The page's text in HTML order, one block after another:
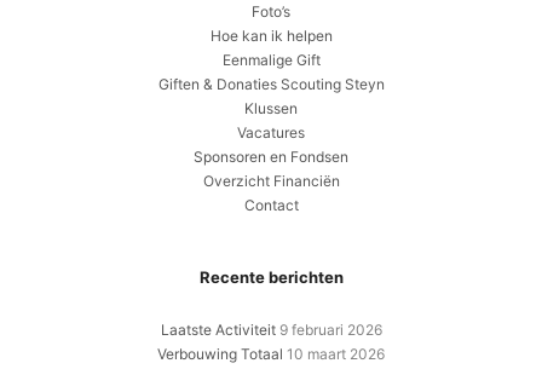
Foto’s
Hoe kan ik helpen
Eenmalige Gift
Giften & Donaties Scouting Steyn
Klussen
Vacatures
Sponsoren en Fondsen
Overzicht Financiën
Contact
Recente berichten
Laatste Activiteit 9 februari 2026
Verbouwing Totaal 10 maart 2026